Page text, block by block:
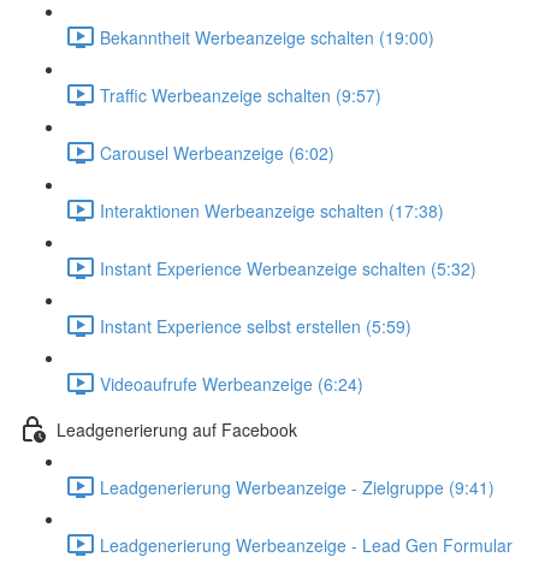
Bekanntheit Werbeanzeige schalten (19:00)
Traffic Werbeanzeige schalten (9:57)
Carousel Werbeanzeige (6:02)
Interaktionen Werbeanzeige schalten (17:38)
Instant Experience Werbeanzeige schalten (5:32)
Instant Experience selbst erstellen (5:59)
Videoaufrufe Werbeanzeige (6:24)
Leadgenerierung auf Facebook
Leadgenerierung Werbeanzeige - Zielgruppe (9:41)
Leadgenerierung Werbeanzeige - Lead Gen Formular